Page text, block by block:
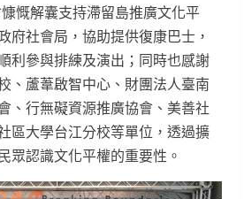
慨解囊支持滯留島推廣文化平
府社會局，協助提供復康巴士，
利參與排練及演出；同時也感謝
、蘆葦啟智中心、財團法人臺南
、行無礙資源推廣協會、美善社
區大學台江分校等單位，透過擴
眾認識文化平權的重要性。